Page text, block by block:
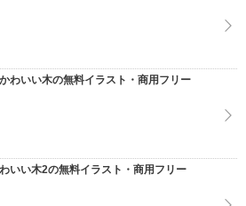
わいい木の無料イラスト・商用フリー
いい木2の無料イラスト・商用フリー